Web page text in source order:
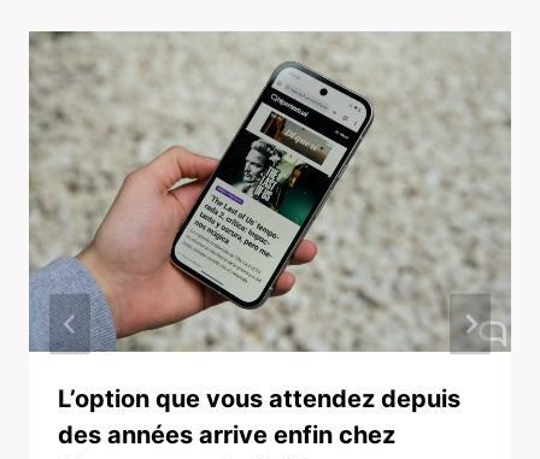
L’option que vous attendez depuis
des années arrive enfin chez